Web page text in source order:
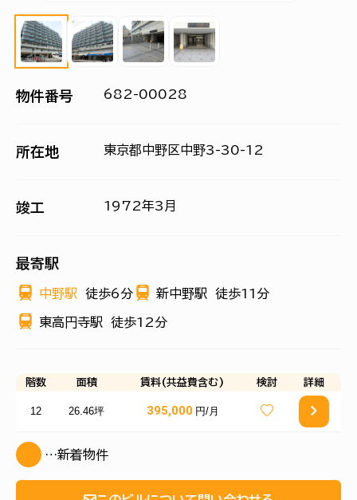
物件番号 682-00028
所在地 東京都中野区中野3-30-12
竣工 1972年3月
最寄駅
中野駅 徒歩6分 新中野駅 徒歩11分
東高円寺駅 徒歩12分
階数 面積 賃料(共益費含む) 検討 詳細
12 26.46坪 395,000 円/月
…新着物件